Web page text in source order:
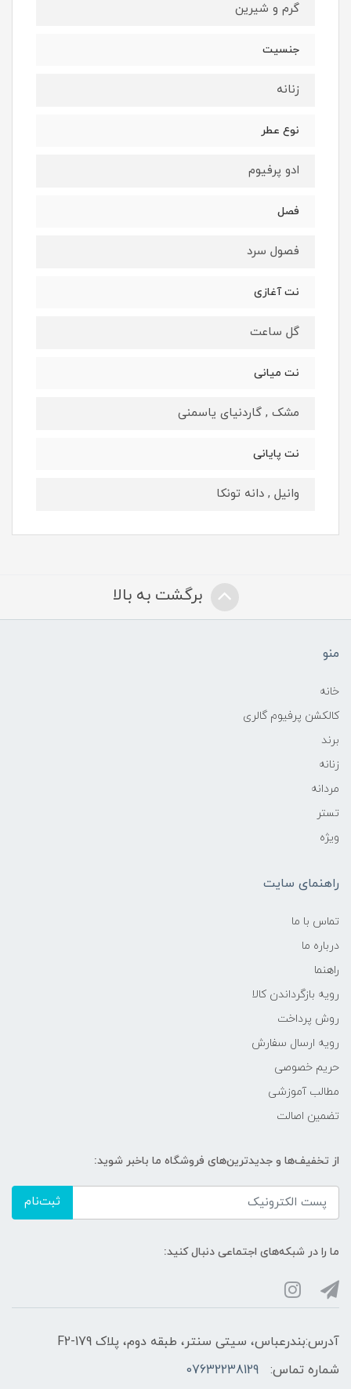
گرم و شیرین
جنسیت
زنانه
نوع عطر
ادو پرفیوم
فصل
فصول سرد
نت آغازی
گل ساعت
نت میانی
مشک , گاردنیای یاسمنی
نت پایانی
وانیل , دانه تونکا
برگشت به بالا
منو
خانه
کالکشن پرفیوم گالری
برند
زنانه
مردانه
تستر
ویژه
راهنمای سایت
تماس با ما
درباره ما
راهنما
رویه‌ بازگرداندن کالا
روش پرداخت
رویه ارسال سفارش
حریم خصوصی
مطالب آموزشی
تضمین اصالت
از تخفیف‌ها و جدیدترین‌های فروشگاه ما باخبر شوید:
ثبت‌نام
ما را در شبکه‌های اجتماعی دنبال کنید:
آدرس:بندرعباس، سیتی سنتر، طبقه دوم، پلاک F2-179
شماره تماس:
07632238129